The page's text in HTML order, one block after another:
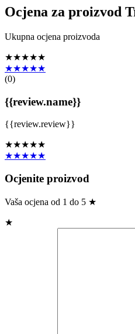
Ocjena za proizvod
Ukupna ocjena proizvoda
★★★★★
★★★★★
(0)
{{review.name}}
{{review.review}}
★★★★★
★★★★★
Ocjenite proizvod
Vaša ocjena od 1 do 5 ★
★